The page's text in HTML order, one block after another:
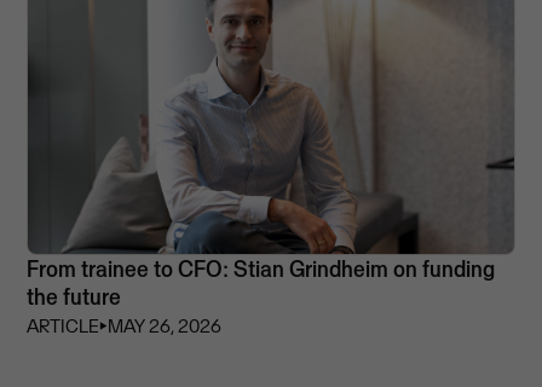
From trainee to CFO: Stian Grindheim on funding
the future
ARTICLE⏵MAY 26, 2026